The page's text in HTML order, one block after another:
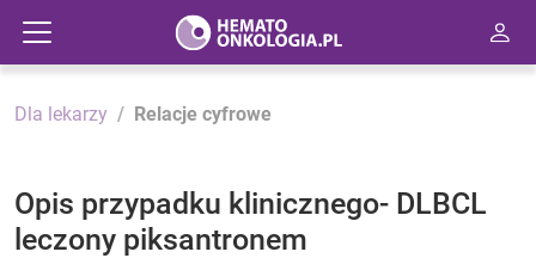
Dla lekarzy Relacje cyfrowe
Opis przypadku klinicznego- DLBCL
leczony piksantronem